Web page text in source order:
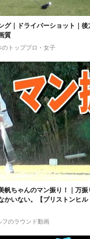
グ｜ドライバーショット｜後
質
のトッププロ・女子
帆ちゃんのマン振り！｜万
かいない。【ブリストンヒ
フのラウンド動画